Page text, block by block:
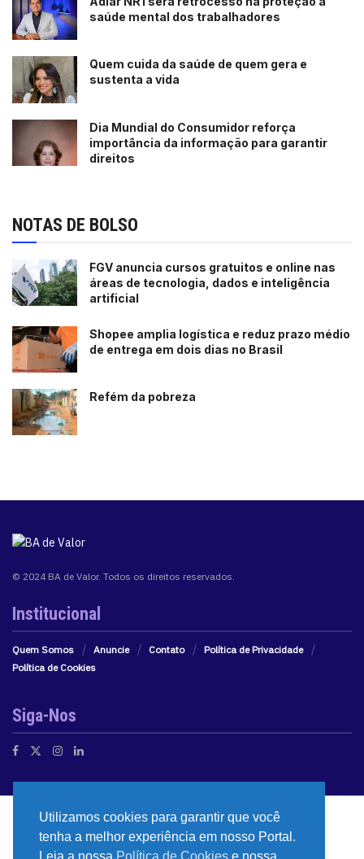
saúde mental dos trabalhadores
Quem cuida da saúde de quem gera e
sustenta a vida
Dia Mundial do Consumidor reforça
importância da informação para garantir
direitos
NOTAS DE BOLSO
FGV anuncia cursos gratuitos e online nas
áreas de tecnologia, dados e inteligência
artificial
Shopee amplia logística e reduz prazo médio
de entrega em dois dias no Brasil
Refém da pobreza
© 2024 BA de Valor. Todos os direitos reservados.
Institucional
Quem Somos Anuncie Contato
Política de Privacidade
Política de Cookies
Siga-Nos
Utilizamos cookies para garantir que você
tenha a melhor experiência em nosso Portal.
Leia a nossa Política de Cookies e nossa